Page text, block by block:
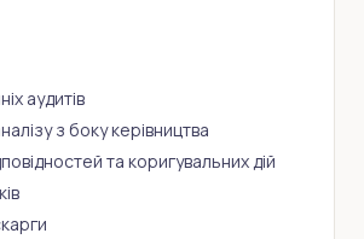
аудитів
з боку керівництва
та коригувальних дій